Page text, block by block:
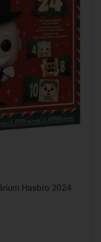
Hasbro 2024